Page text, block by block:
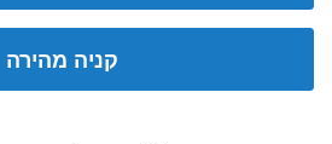
קניה מהירה